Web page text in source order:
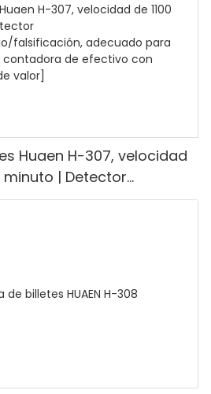
Huaen H-307, velocidad
minuto | Detector
falsificación,